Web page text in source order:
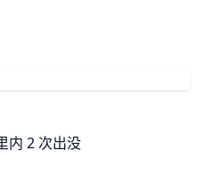
内 2 次出没